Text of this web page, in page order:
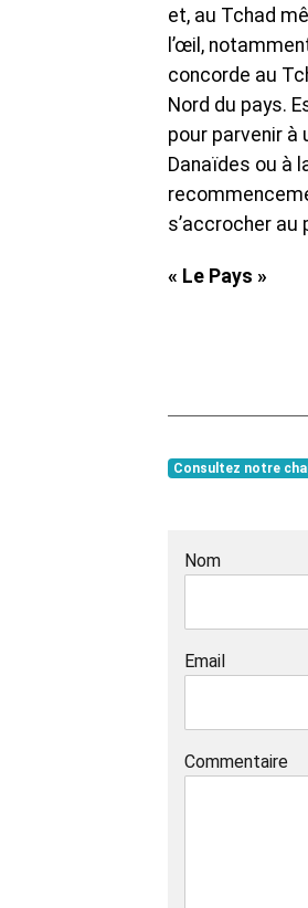
et, au Tchad
l’œil,
concorde au
Nord du pays.
pour parvenir à
Danaïdes ou à
s’accrocher
« Le Pays »
Consultez notre
Nom
Email
Commentaire